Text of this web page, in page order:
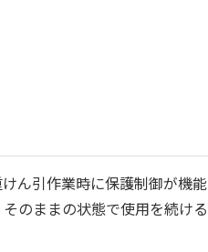
ん引作業時に保護制御が機能
のままの状態で使用を続ける